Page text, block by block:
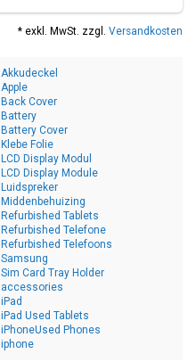
* exkl. MwSt. zzgl. Versandkosten
Akkudeckel
Apple
Back Cover
Battery
Battery Cover
Klebe Folie
LCD Display Modul
LCD Display Module
Luidspreker
Middenbehuizing
Refurbished Tablets
Refurbished Telefone
Refurbished Telefoons
Samsung
Sim Card Tray Holder
accessories
iPad
iPad Used Tablets
iPhoneUsed Phones
iphone